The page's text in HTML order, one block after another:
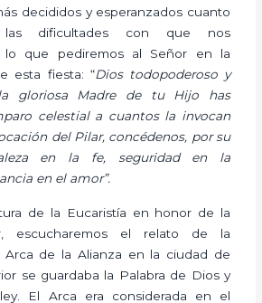
decididos y esperanzados cuanto
las dificultades con que nos
lo que pediremos al Señor en la
esta fiesta: “Dios todopoderoso y
gloriosa Madre de tu Hijo has
celestial a cuantos la invocan
del Pilar, concédenos, por su
en la fe, seguridad en la
en el amor”.
de la Eucaristía en honor de la
escucharemos el relato de la
Arca de la Alianza en la ciudad de
se guardaba la Palabra de Dios y
El Arca era considerada en el